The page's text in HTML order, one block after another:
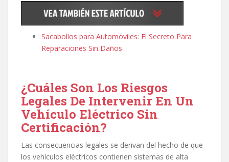
Sacabollos para Automóviles: El Secreto Para
Reparaciones Sin Daños
¿Cuáles Son Los Riesgos
Legales De Intervenir En Un
Vehículo Eléctrico Sin
Certificación?
Las consecuencias legales se derivan del hecho de que
los vehículos eléctricos contienen sistemas de alta